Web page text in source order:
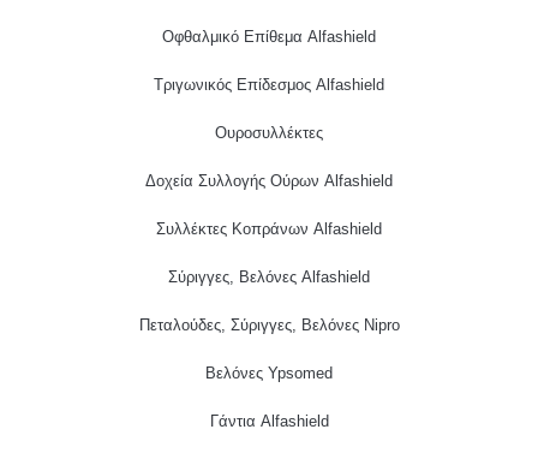
Οφθαλμικό Eπίθεμα Alfashield
Τριγωνικός Επίδεσμος Alfashield
Ουροσυλλέκτες
Δοχεία Συλλογής Ούρων Alfashield
Συλλέκτες Κοπράνων Alfashield
Σύριγγες, Βελόνες Alfashield
Πεταλούδες, Σύριγγες, Βελόνες Nipro
Βελόνες Ypsomed
Γάντια Alfashield